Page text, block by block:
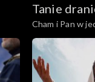
Tanie
Cham i Pan w